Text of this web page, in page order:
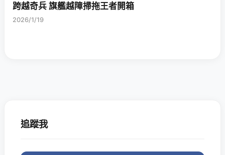
跨越奇兵 旗艦越障掃拖王者開箱
2026/1/19
追蹤我